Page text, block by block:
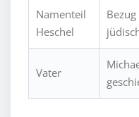
Namenteil
Heschel
Vater